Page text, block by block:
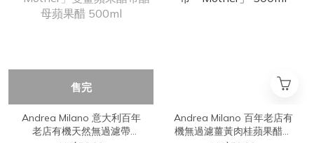
售完
Andrea Milano 意大利百年
老店有機天然無過濾帶
Andrea Milano 百年老店有
機無過濾薑黃肉桂蘋果醋帶